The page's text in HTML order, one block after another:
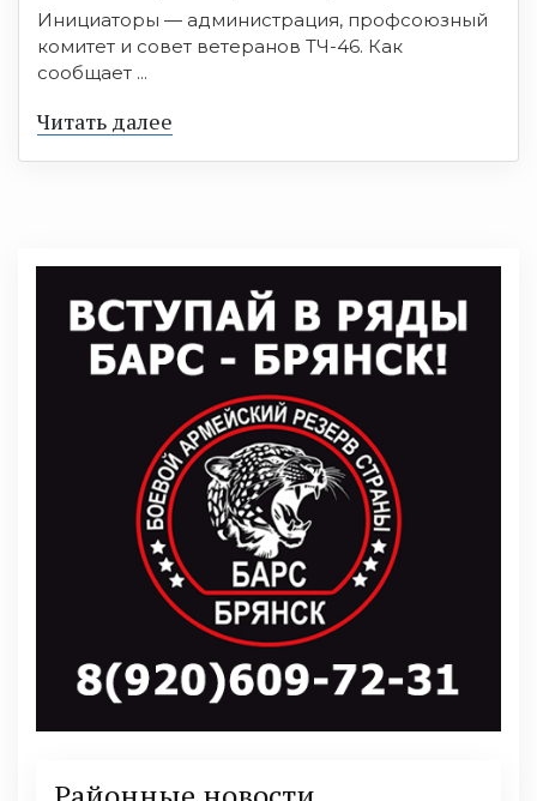
Инициаторы — администрация, профсоюзный
комитет и совет ветеранов ТЧ-46. Как
сообщает ...
Читать далее